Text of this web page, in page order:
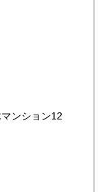
185円
ンション12